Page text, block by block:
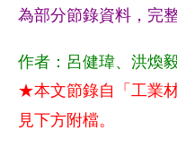
為部分節錄資料，完
作者：呂健瑋、洪煥
★本文節錄自「工業
見下方附檔。